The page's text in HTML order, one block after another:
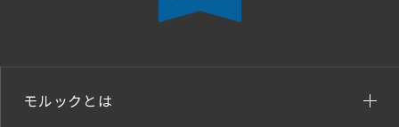
モルックとは